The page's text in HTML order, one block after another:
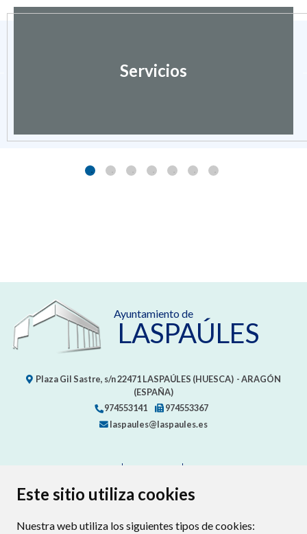
Este sitio utiliza cookies
Nuestra web utiliza los siguientes tipos de cookies:
Servicios
Ayuntamiento de
LASPAÚLES
Plaza Gil Sastre, s/n22471LASPAÚLES (HUESCA) - ARAGÓN
(ESPAÑA)
974553141
974553367
laspaules@laspaules.es
PROTECCIÓN DE DATOS
POLÍTICA DE COOKIES